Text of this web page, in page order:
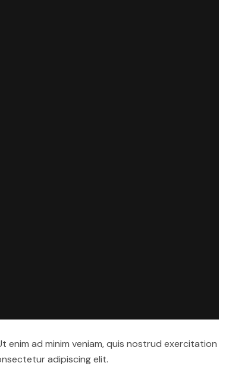
ad minim veniam, quis nostrud exercitation
adipiscing elit.